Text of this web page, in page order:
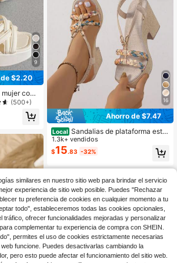
9
$2.20
mujer con
cierre
estilo V
(500+)
de $8.50
en Lino Sandalias De Mujer
16
Ahorro de $7.47
Local Sandalias de plataforma estil
o bohemio para mujer. Sandalias de
cuña con plataforma de estilo prima
veral/veraniego de moda. Adecuad
as para uso diario y fiestas
1.3k+ vendidos
$15.83 -32%
similares en nuestro sitio web para brindar el servicio
experiencia de sitio web posible. Puedes "Rechazar
tu preferencia de cookies en cualquier momento a tu
todo", estableceremos todas las cookies opcionales,
tráfico, ofrecer funcionalidades mejoradas y personalizar
complementar tu experiencia de compra con SHEIN.
permites el uso de cookies estrictamente necesarias
funcione. Puedes desactivarlas cambiando la
pero esto puede afectar el funcionamiento del sitio web.